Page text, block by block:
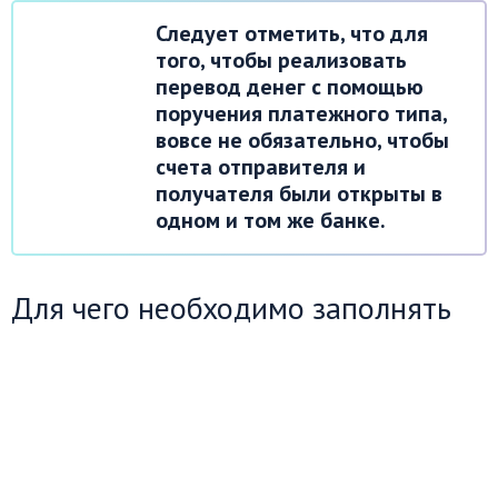
Следует отметить, что для
того, чтобы реализовать
перевод денег с помощью
поручения платежного типа,
вовсе не обязательно, чтобы
счета отправителя и
получателя были открыты в
одном и том же банке.
Для чего необходимо заполнять